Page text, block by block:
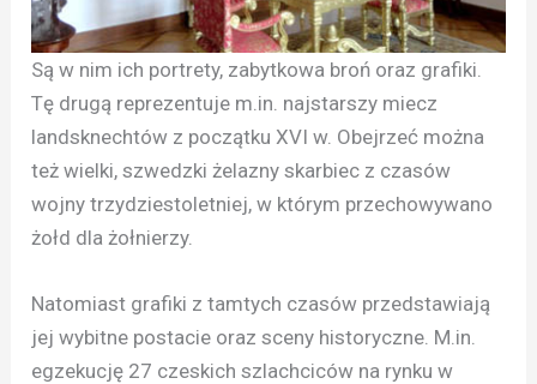
Są w nim ich portrety, zabytkowa broń oraz grafiki.
Tę drugą reprezentuje m.in. najstarszy miecz
landsknechtów z początku XVI w. Obejrzeć można
też wielki, szwedzki żelazny skarbiec z czasów
wojny trzydziestoletniej, w którym przechowywano
żołd dla żołnierzy.
Natomiast grafiki z tamtych czasów przedstawiają
jej wybitne postacie oraz sceny historyczne. M.in.
egzekucję 27 czeskich szlachciców na rynku w